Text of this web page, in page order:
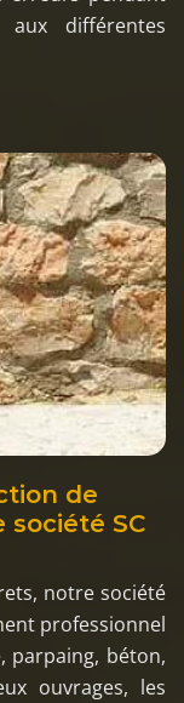
différentes
de
SC
notre société
professionnel
parpaing, béton,
ouvrages, les